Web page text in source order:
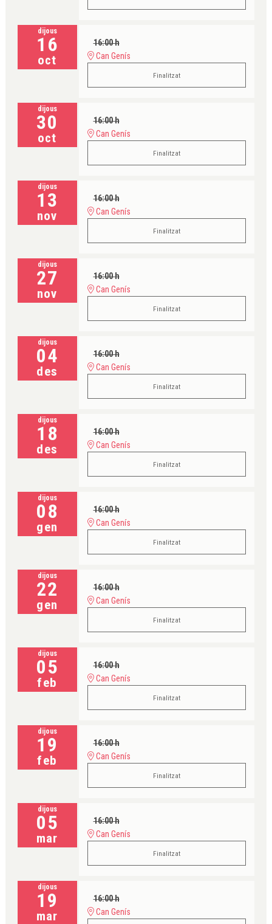
dijous
16
oct
16:00 h
Can Genís
Finalitzat
dijous
30
oct
16:00 h
Can Genís
Finalitzat
dijous
13
nov
16:00 h
Can Genís
Finalitzat
dijous
27
nov
16:00 h
Can Genís
Finalitzat
dijous
04
des
16:00 h
Can Genís
Finalitzat
dijous
18
des
16:00 h
Can Genís
Finalitzat
dijous
08
gen
16:00 h
Can Genís
Finalitzat
dijous
22
gen
16:00 h
Can Genís
Finalitzat
dijous
05
feb
16:00 h
Can Genís
Finalitzat
dijous
19
feb
16:00 h
Can Genís
Finalitzat
dijous
05
mar
16:00 h
Can Genís
Finalitzat
dijous
19
mar
16:00 h
Can Genís